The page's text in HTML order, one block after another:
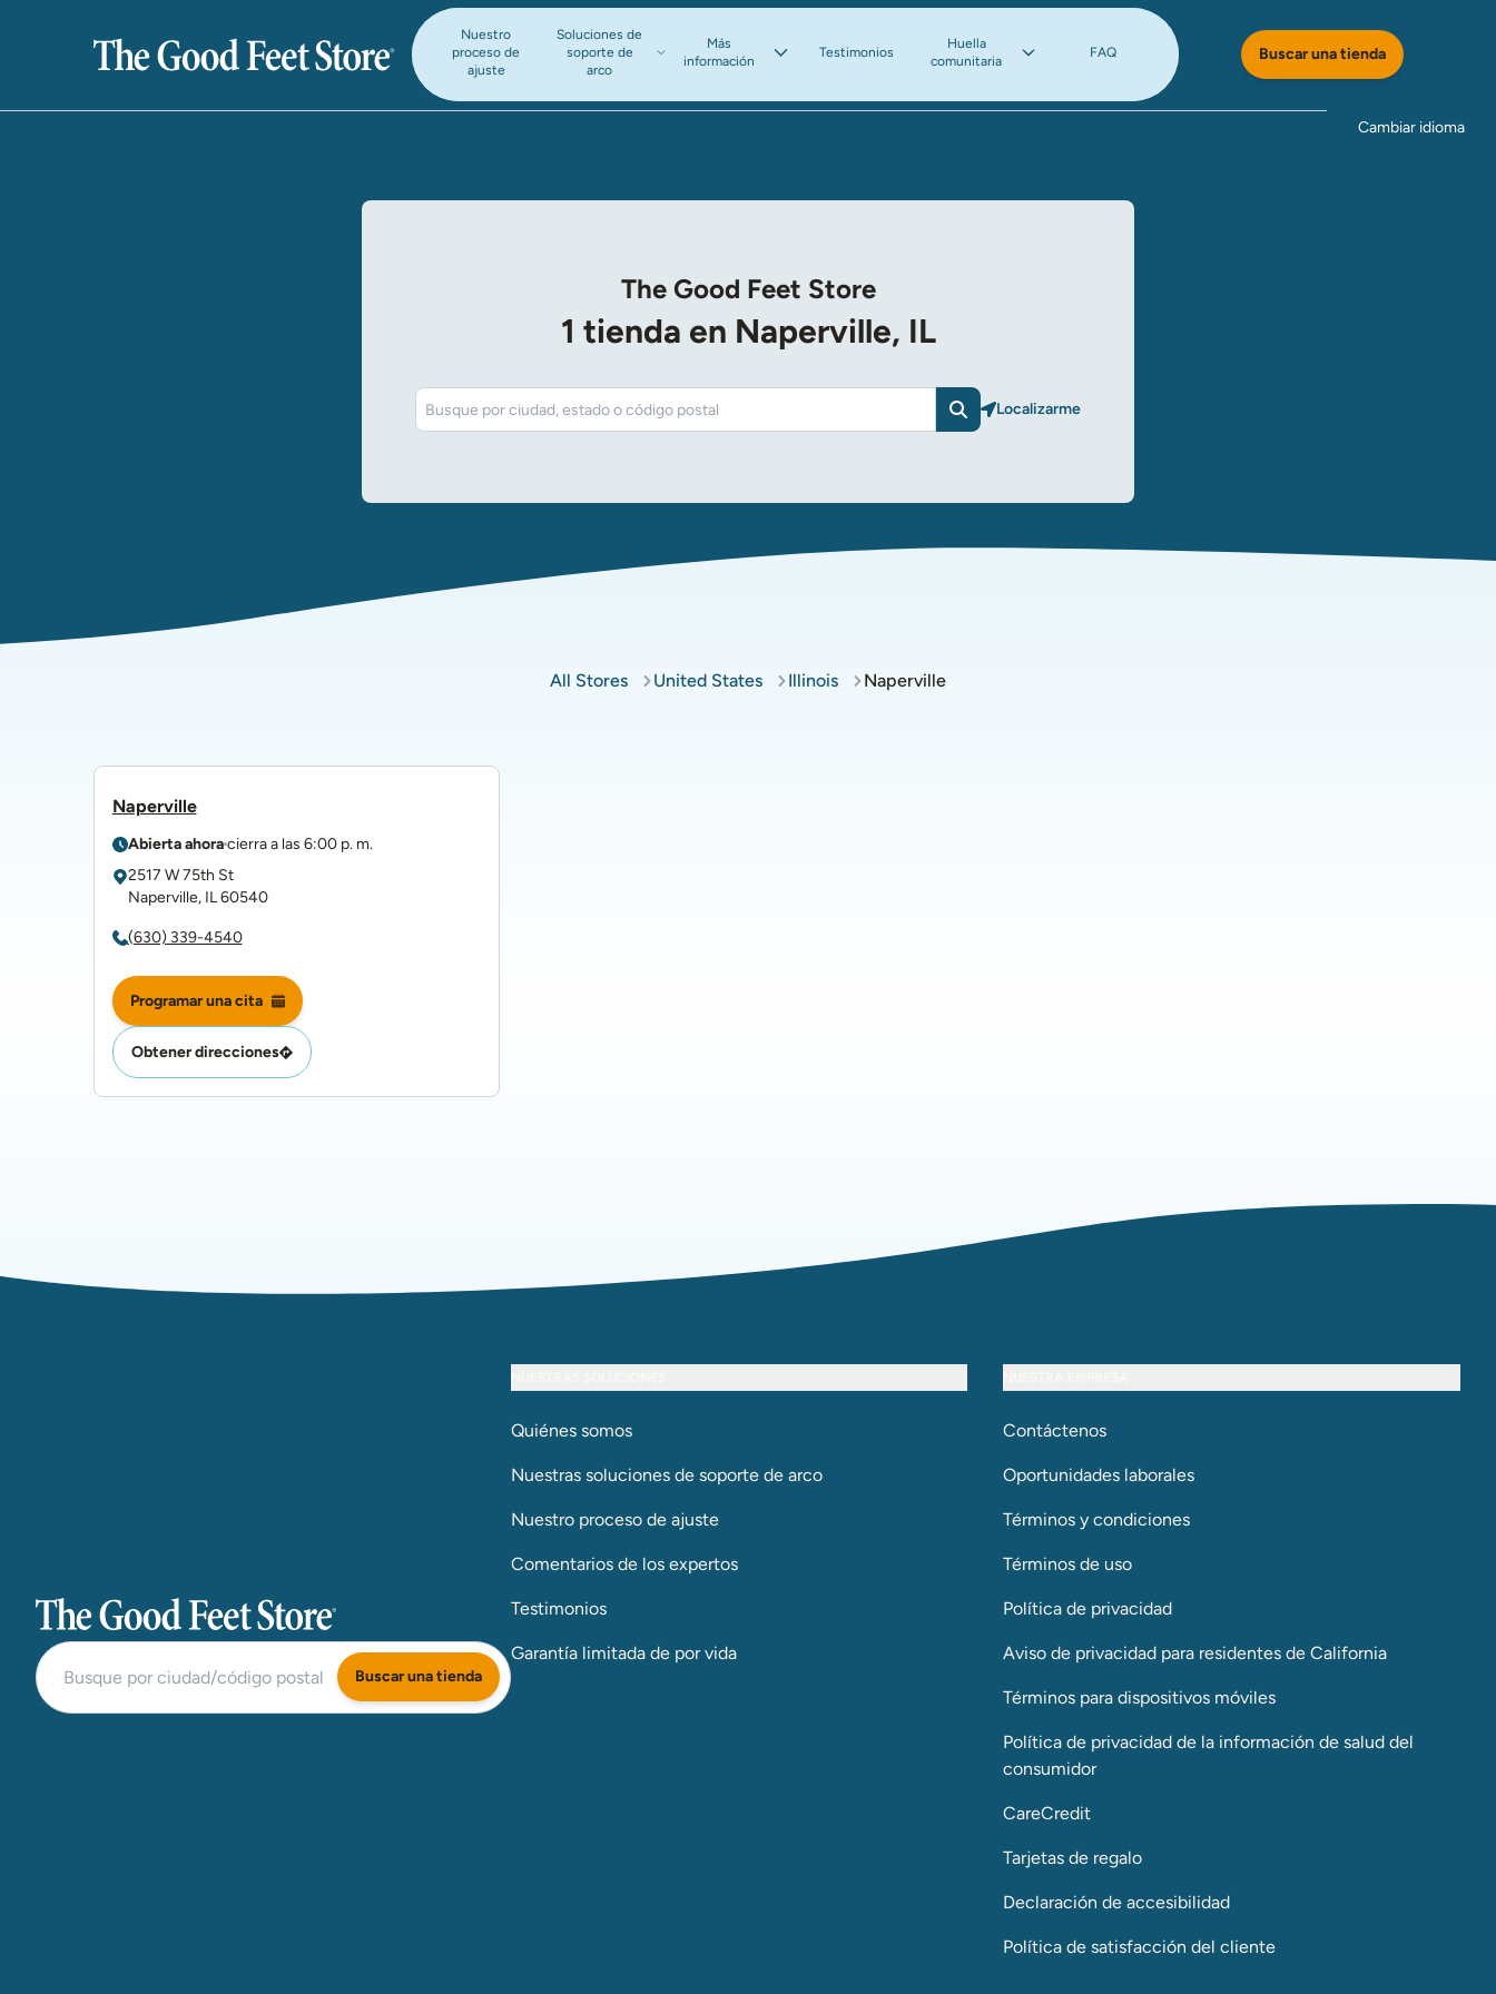
Nuestro
proceso de
ajuste
Soluciones de
soporte de
arco​​​​​​​
Más
información​​​​​​​
Testimonios
Huella
comunitaria
FAQ Buscar una tienda
Cambiar idioma
The Good Feet Store
1 tienda en Naperville, IL
BuscarLocalizarme​​​​​​​
All Stores United States Illinois Naperville
Naperville
Abierta ahoracierra a las 6:00 p. m.
2517 W 75th St
Naperville,IL60540
(630) 339-4540
Programar una cita
Obtener direcciones
The Good Feet Store
Buscar una tienda
Quiénes somos
Nuestras soluciones de soporte de arco​​​​​​​
Nuestro proceso de ajuste
Comentarios de los expertos
Testimonios
Garantía limitada de por vida
Contáctenos
Oportunidades laborales
Términos y condiciones
Términos de uso
Política de privacidad
Aviso de privacidad para residentes de California
Términos para dispositivos móviles
Política de privacidad de la información de salud del
consumidor
CareCredit
Tarjetas de regalo
Declaración de accesibilidad
Política de satisfacción del cliente